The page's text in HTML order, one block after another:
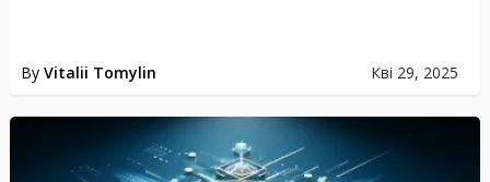
By Vitalii Tomylin Кві 29, 2025